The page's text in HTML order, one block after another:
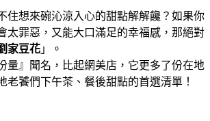
住想來碗沁涼入心的甜點解解饞？如果你
太罪惡，又能大口滿足的幸福感，那絕對
家豆花 」。
量』聞名，比起網美店，它更多了份在地
老饕們下午茶、餐後甜點的首選清單！